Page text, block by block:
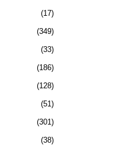
17
349
33
186
128
51
301
38